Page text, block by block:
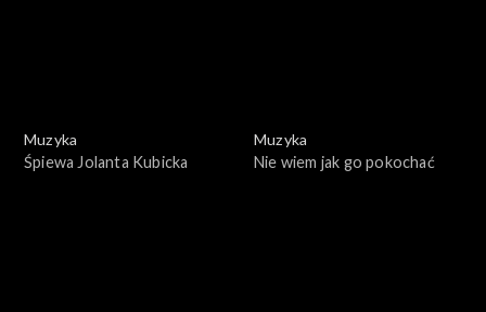
Muzyka
Śpiewa Jolanta Kubicka
Muzyka
Nie wiem jak go pokochać